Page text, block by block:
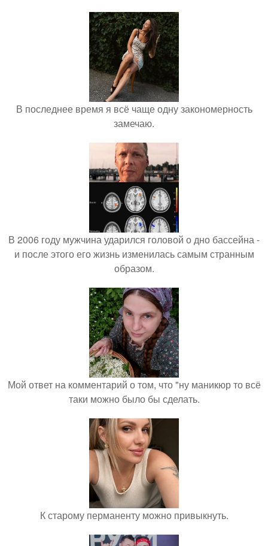
В последнее время я всё чаще одну закономерность
замечаю.
В 2006 году мужчина ударился головой о дно бассейна -
и после этого его жизнь изменилась самым странным
образом.
Мой ответ на комментарий о том, что "ну маникюр то всё
таки можно было бы сделать.
К старому перманенту можно привыкнуть.